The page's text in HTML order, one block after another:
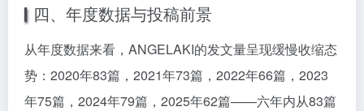
四、年度数据与投稿前景
从年度数据来看，ANGELAKI的发文量呈现缓慢收缩态
势：2020年83篇，2021年73篇，2022年66篇，2023
年75篇，2024年79篇，2025年62篇——六年内从83篇